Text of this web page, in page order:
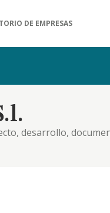
DE EMPRESAS
desarrollo,
de ejecucion de